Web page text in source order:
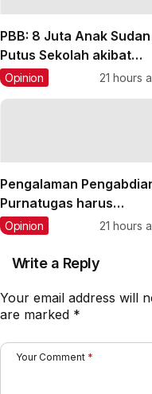
PBB: 8 Juta Anak Sudan
Putus Sekolah akibat
Perang Saudara
Opinion 21 hours
Pengalaman
Purnatugas harus
Dimanfaatkan Jadi
Opinion 21 hours
Write a Reply
Your email address will
are marked *
Your Comment *